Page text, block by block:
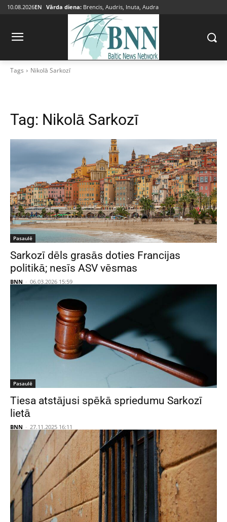
10.08.2026EN Vārda diena: Brencis, Audris, Inuta, Audra
Tags Nikolā Sarkozī
Tag: Nikolā Sarkozī
Pasaulē
Sarkozī dēls grasās doties Francijas
politikā; nesīs ASV vēsmas
BNN - 06.03.2026 15:59
Pasaulē
Tiesa atstājusi spēkā spriedumu Sarkozī
lietā
BNN - 27.11.2025 16:11